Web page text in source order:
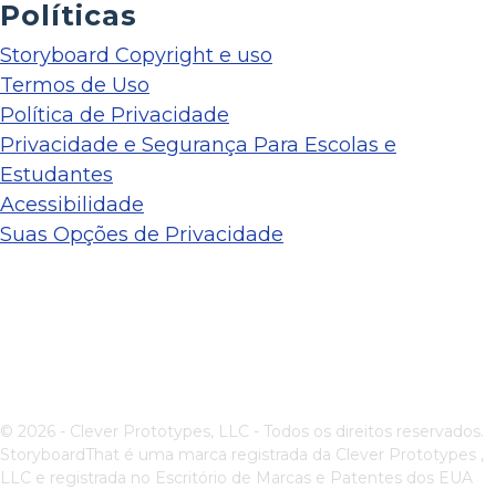
Políticas
Storyboard Copyright e uso
Termos de Uso
Política de Privacidade
Privacidade e Segurança Para Escolas e
Estudantes
Acessibilidade
Suas Opções de Privacidade
© 2026 - Clever Prototypes, LLC - Todos os direitos reservados.
StoryboardThat é uma marca registrada da Clever Prototypes ,
LLC e registrada no Escritório de Marcas e Patentes dos EUA